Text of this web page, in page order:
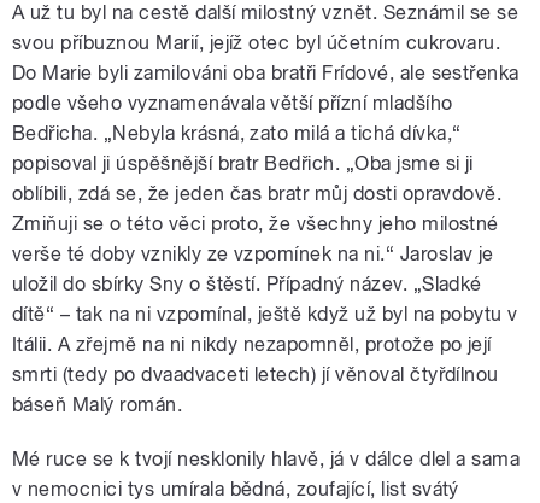
A už tu byl na cestě další milostný vznět. Seznámil se se
svou příbuznou Marií, jejíž otec byl účetním cukrovaru.
Do Marie byli zamilováni oba bratři Frídové, ale sestřenka
podle všeho vyznamenávala větší přízní mladšího
Bedřicha. „Nebyla krásná, zato milá a tichá dívka,“
popisoval ji úspěšnější bratr Bedřich. „Oba jsme si ji
oblíbili, zdá se, že jeden čas bratr můj dosti opravdově.
Zmiňuji se o této věci proto, že všechny jeho milostné
verše té doby vznikly ze vzpomínek na ni.“ Jaroslav je
uložil do sbírky Sny o štěstí. Případný název. „Sladké
dítě“ – tak na ni vzpomínal, ještě když už byl na pobytu v
Itálii. A zřejmě na ni nikdy nezapomněl, protože po její
smrti (tedy po dvaadvaceti letech) jí věnoval čtyřdílnou
báseň Malý román.
Mé ruce se k tvojí nesklonily hlavě, já v dálce dlel a sama
v nemocnici tys umírala bědná, zoufající, list svátý